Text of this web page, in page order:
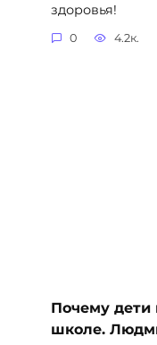
здоровья!
0 4.2к.
Почему дети
школе.